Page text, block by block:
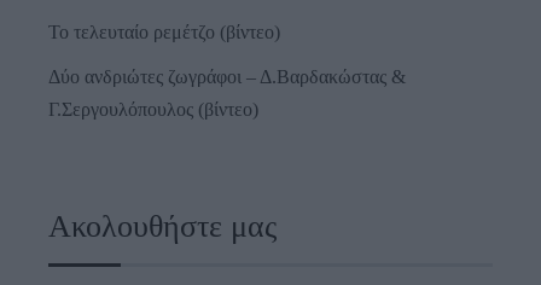
Το τελευταίο ρεμέτζο (βίντεο)
Δύο ανδριώτες ζωγράφοι – Δ.Βαρδακώστας &
Γ.Σεργουλόπουλος (βίντεο)
Ακολουθήστε μας